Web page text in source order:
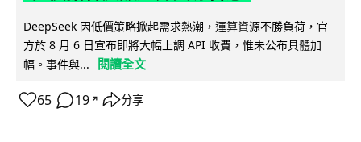
DeepSeek 因低價策略掀起需求熱潮，運算資源不勝負荷，官
方於 8 月 6 日宣布即將大幅上調 API 收費，惟未公布具體加
幅。事件與...
閱讀全文
65 19 ↗ 分享